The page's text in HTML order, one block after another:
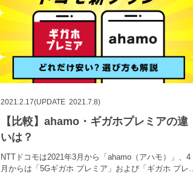
2021.2.17(UPDATE 2021.7.8)
【比較】ahamo・ギガホプレミアの違
いは？
NTTドコモは2021年3月から「ahamo（アハモ）」、4
月からは「5Gギガホ プレミア」および「ギガホ プレミ